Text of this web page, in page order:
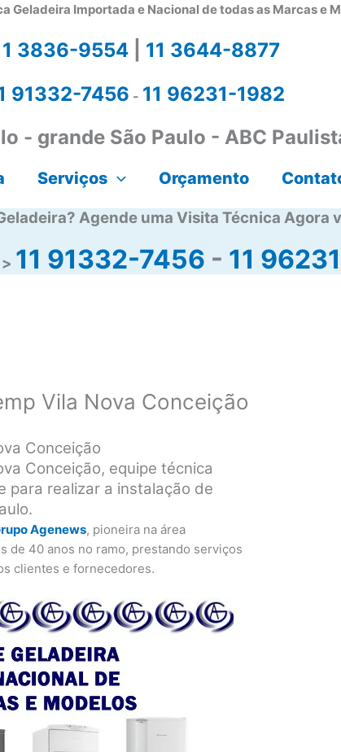
Geladeira Importada e Nacional de todas as Marcas e
3836-9554| 11 3644-8877
91332-7456 - 11 96231-1982
- grande São Paulo - ABC
Serviços Orçamento
Agende uma Visita Técnica Agora
11 91332-7456 - 11
Vila Nova Conceição
Conceição
Conceição, equipe técnica
para realizar a instalação de
Agenews, pioneira na área
de 40 anos no ramo, prestando serviços
clientes e fornecedores.